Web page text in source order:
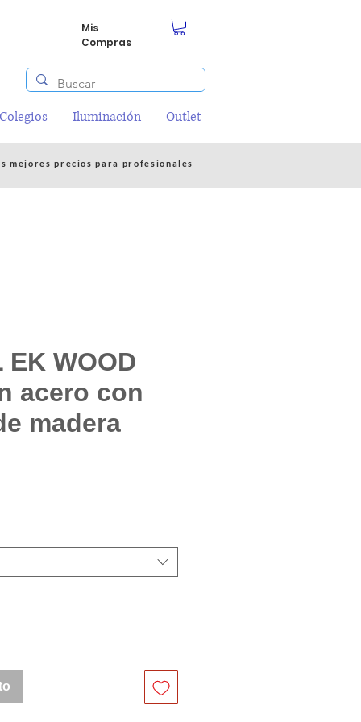
Mis
Compras
Iluminación Outlet
mejores precios para profesionales
EK WOOD
acero con
madera